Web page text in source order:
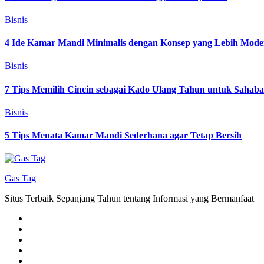
Bisnis
4 Ide Kamar Mandi Minimalis dengan Konsep yang Lebih
Bisnis
7 Tips Memilih Cincin sebagai Kado Ulang Tahun untuk
Bisnis
5 Tips Menata Kamar Mandi Sederhana agar Tetap Bersih
Gas Tag
Situs Terbaik Sepanjang Tahun tentang Informasi yang Bermanfaat